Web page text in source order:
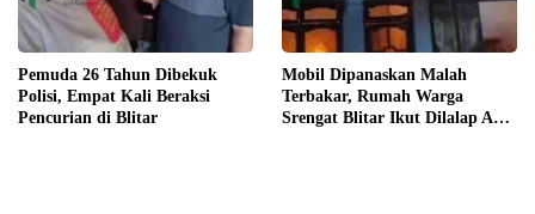
Pemuda 26 Tahun Dibekuk
Polisi, Empat Kali Beraksi
Pencurian di Blitar
Mobil Dipanaskan Malah
Terbakar, Rumah Warga
Srengat Blitar Ikut Dilalap Api,